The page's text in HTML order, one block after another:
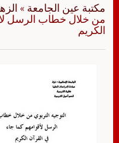
مكتبة عين الجامعة »
من خلال خطاب الرسل
الكريم